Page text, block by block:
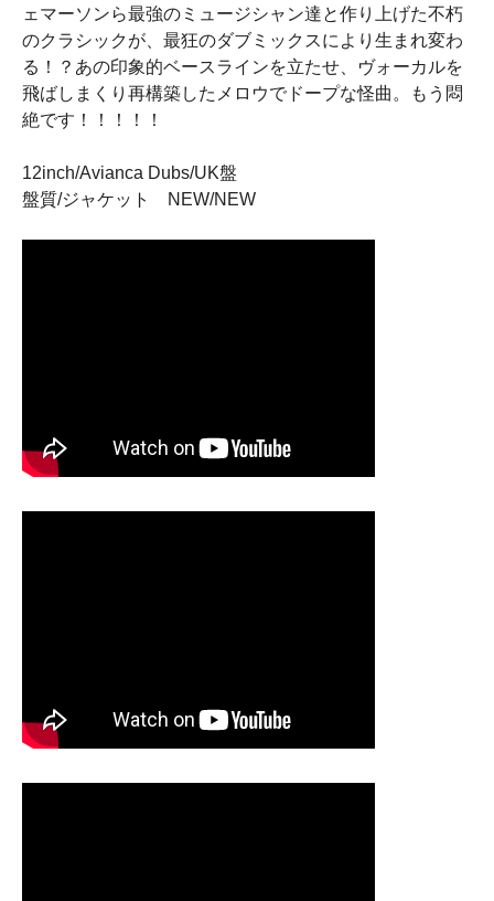
ェマーソンら最強のミュージシャン達と作り上げた不朽
のクラシックが、最狂のダブミックスにより生まれ変わ
る！？あの印象的ベースラインを立たせ、ヴォーカルを
飛ばしまくり再構築したメロウでドープな怪曲。もう悶
絶です！！！！！
12inch/Avianca Dubs/UK盤
盤質/ジャケット NEW/NEW